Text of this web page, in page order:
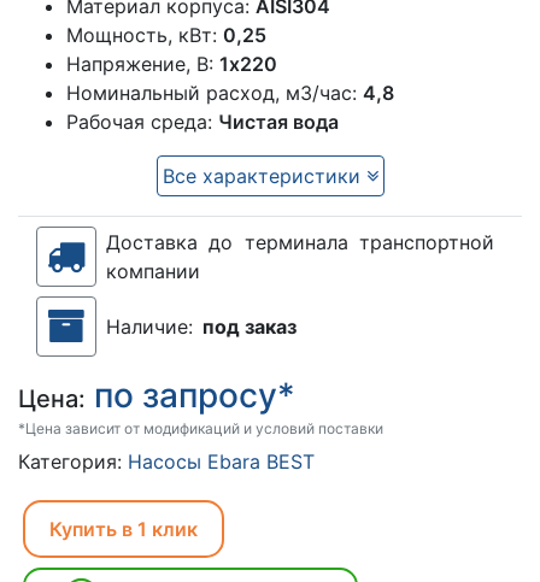
Материал корпуса: AISI304
Мощность, кВт: 0,25
Напряжение, В: 1х220
Номинальный расход, м3/час: 4,8
Рабочая среда: Чистая вода
Все характеристики
Доставка до терминала транспортной
компании
Наличие: под заказ
Цена: по запросу*
*Цена зависит от модификаций и условий поставки
Категория: Насосы Ebara BEST
Купить в 1 клик